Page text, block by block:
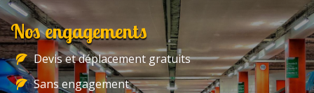
Nos engagements
Devis et déplacement gratuits
Sans engagement